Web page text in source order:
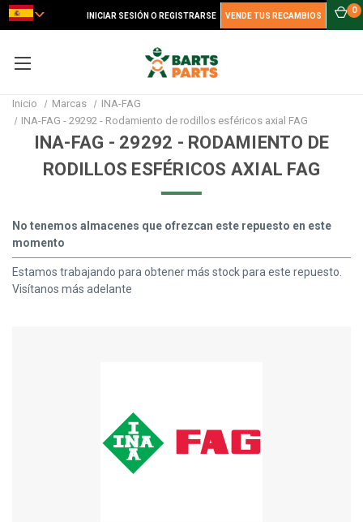
INICIAR SESIÓN O REGISTRARSE VENDE TUS RECAMBIOS
0
Inicio Marcas
INA-FAG
INA-FAG - 29292 - Rodamiento de rodillos esféricos axial FAG
INA-FAG - 29292 - RODAMIENTO DE
RODILLOS ESFÉRICOS AXIAL FAG
No tenemos almacenes que ofrezcan este repuesto en este
momento
Estamos trabajando para obtener más stock para este repuesto.
Visítanos más adelante